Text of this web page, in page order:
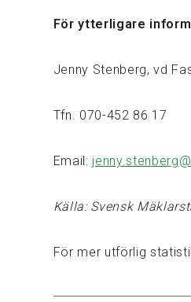
För ytterligare
Jenny Stenberg, vd
Tfn. 070-452 86 17
Email:
Källa: Svensk
För mer utförlig